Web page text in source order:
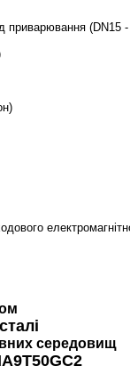
(DN15 -
середовищ